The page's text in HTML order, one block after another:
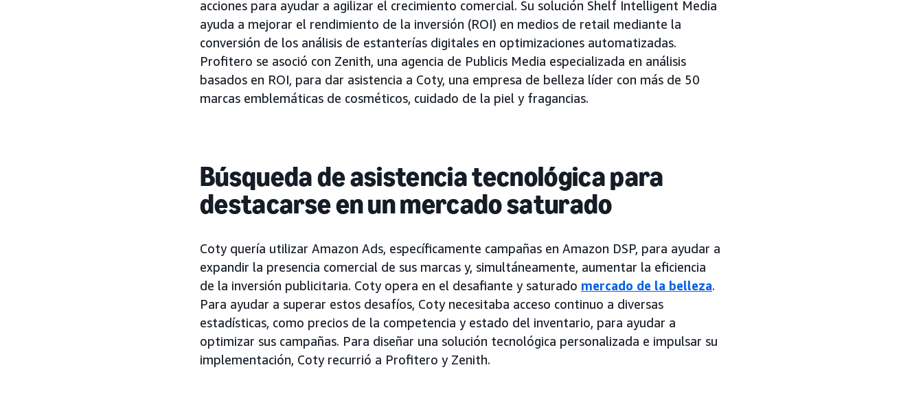
acciones para ayudar a agilizar el crecimiento comercial. Su solución Shelf Intelligent Media
ayuda a mejorar el rendimiento de la inversión (ROI) en medios de retail mediante la
conversión de los análisis de estanterías digitales en optimizaciones automatizadas.
Profitero se asoció con Zenith, una agencia de Publicis Media especializada en análisis
basados en ROI, para dar asistencia a Coty, una empresa de belleza líder con más de 50
marcas emblemáticas de cosméticos, cuidado de la piel y fragancias.
Búsqueda de asistencia tecnológica para
destacarse en un mercado saturado
Coty quería utilizar Amazon Ads, específicamente campañas en Amazon DSP, para ayudar a
expandir la presencia comercial de sus marcas y, simultáneamente, aumentar la eficiencia
de la inversión publicitaria. Coty opera en el desafiante y saturado mercado de la belleza.
Para ayudar a superar estos desafíos, Coty necesitaba acceso continuo a diversas
estadísticas, como precios de la competencia y estado del inventario, para ayudar a
optimizar sus campañas. Para diseñar una solución tecnológica personalizada e impulsar su
implementación, Coty recurrió a Profitero y Zenith.